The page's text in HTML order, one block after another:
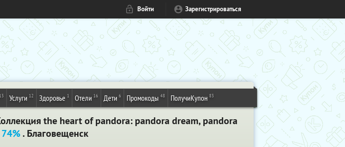
Войти Зарегистрироваться
13 Услуги 12 Здоровье 1 Отели 16 Дети 6 Промокоды 48 ПолучиКупон 83
the heart of pandora: pandora dream, pandora
. Благовещенск